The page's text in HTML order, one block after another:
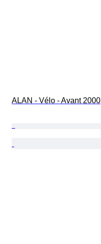
ALAN - Vélo - Avant 2000